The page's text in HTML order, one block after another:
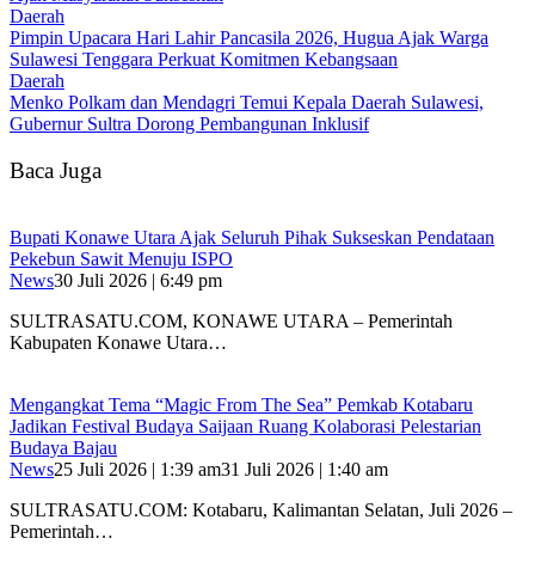
Daerah
Pimpin Upacara Hari Lahir Pancasila 2026, Hugua Ajak Warga
Sulawesi Tenggara Perkuat Komitmen Kebangsaan
Daerah
Menko Polkam dan Mendagri Temui Kepala Daerah Sulawesi,
Gubernur Sultra Dorong Pembangunan Inklusif
Baca Juga
Bupati Konawe Utara Ajak Seluruh Pihak Sukseskan Pendataan
Pekebun Sawit Menuju ISPO
News30 Juli 2026 | 6:49 pm
SULTRASATU.COM, KONAWE UTARA – Pemerintah
Kabupaten Konawe Utara…
Mengangkat Tema “Magic From The Sea” Pemkab Kotabaru
Jadikan Festival Budaya Saijaan Ruang Kolaborasi Pelestarian
Budaya Bajau
News25 Juli 2026 | 1:39 am31 Juli 2026 | 1:40 am
SULTRASATU.COM: Kotabaru, Kalimantan Selatan, Juli 2026 –
Pemerintah…